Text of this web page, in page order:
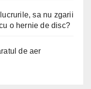
sa nu zgarii
o hernie de disc?
de aer